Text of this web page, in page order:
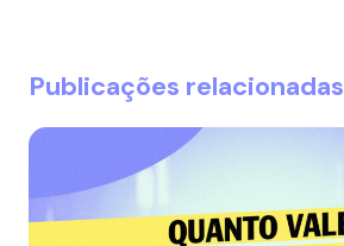
Publicações relacionadas